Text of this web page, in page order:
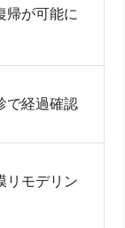
帰が可能に
で経過確認
リモデリン